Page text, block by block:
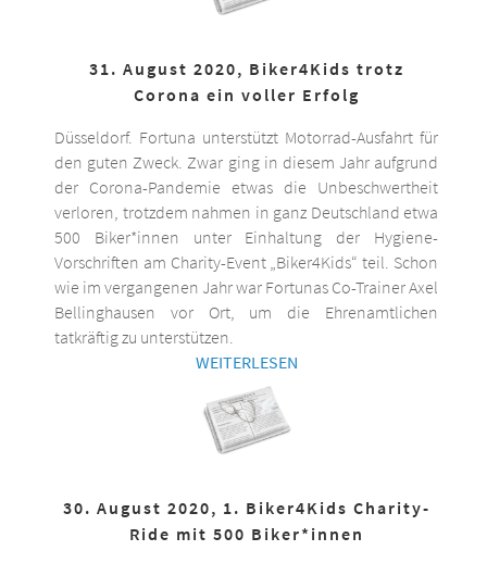
31. August 2020, Biker4Kids trotz
Corona ein voller Erfolg
Düsseldorf. Fortuna unterstützt Motorrad-Ausfahrt für
den guten Zweck. Zwar ging in diesem Jahr aufgrund
der Corona-Pandemie etwas die Unbeschwertheit
verloren, trotzdem nahmen in ganz Deutschland etwa
500 Biker*innen unter Einhaltung der Hygiene-
Vorschriften am Charity-Event „Biker4Kids“ teil. Schon
wie im vergangenen Jahr war Fortunas Co-Trainer Axel
Bellinghausen vor Ort, um die Ehrenamtlichen
tatkräftig zu unterstützen.
WEITERLESEN
30. August 2020, 1. Biker4Kids Charity-
Ride mit 500 Biker*innen